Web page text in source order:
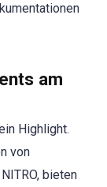
am
Highlight.
von
bieten